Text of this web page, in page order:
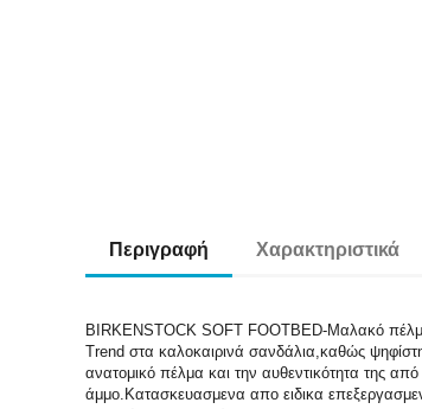
Περιγραφή Χαρακτηριστικά
BIRKENSTOCK SOFT FOOTBED-Μαλακό πέλμα
Trend στα καλοκαιρινά σανδάλια,καθώς
ανατομικό πέλμα και την αυθεντικότητα της
άμμο.Κατασκευασμενα απο ειδικα